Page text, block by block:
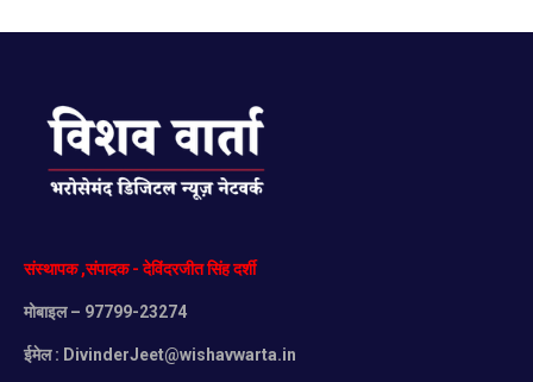
संस्थापक,संपादक-देविंदरजीतसिंहदर्शी
मोबाइल– 97799-23274
ईमेल : DivinderJeet@wishavwarta.in